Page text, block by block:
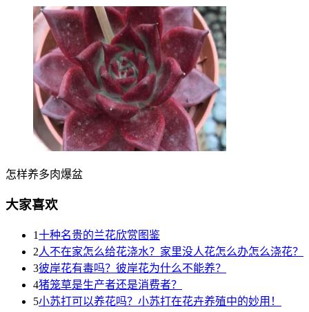
怎样养多肉爆盆
大家喜欢
1十种名贵的兰花欣赏图鉴
2人不在家怎么给花浇水？家里没人花怎么办怎么浇花？
3彼岸花有毒吗？彼岸花为什么不能养？
4猪笼草是生产者还是消费者？
5小苏打可以养花吗？小苏打在花卉养殖中的妙用！